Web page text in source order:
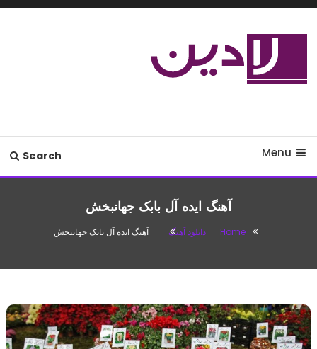
Skip
Menu
Search
آهنگ ایده آل بابک جهانبخش
Home دانلود آهنگ آهنگ ایده آل بابک جهانبخش